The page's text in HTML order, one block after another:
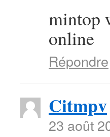
mintop
online
Répondre
Citmpv
23 août